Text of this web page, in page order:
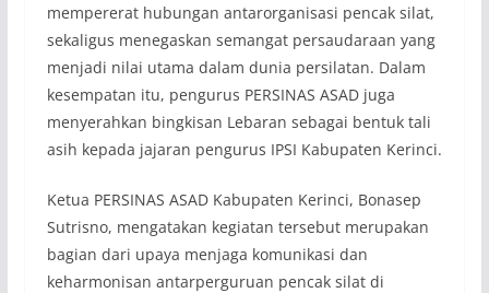
mempererat hubungan antarorganisasi pencak silat,
sekaligus menegaskan semangat persaudaraan yang
menjadi nilai utama dalam dunia persilatan. Dalam
kesempatan itu, pengurus PERSINAS ASAD juga
menyerahkan bingkisan Lebaran sebagai bentuk tali
asih kepada jajaran pengurus IPSI Kabupaten Kerinci.
Ketua PERSINAS ASAD Kabupaten Kerinci, Bonasep
Sutrisno, mengatakan kegiatan tersebut merupakan
bagian dari upaya menjaga komunikasi dan
keharmonisan antarperguruan pencak silat di